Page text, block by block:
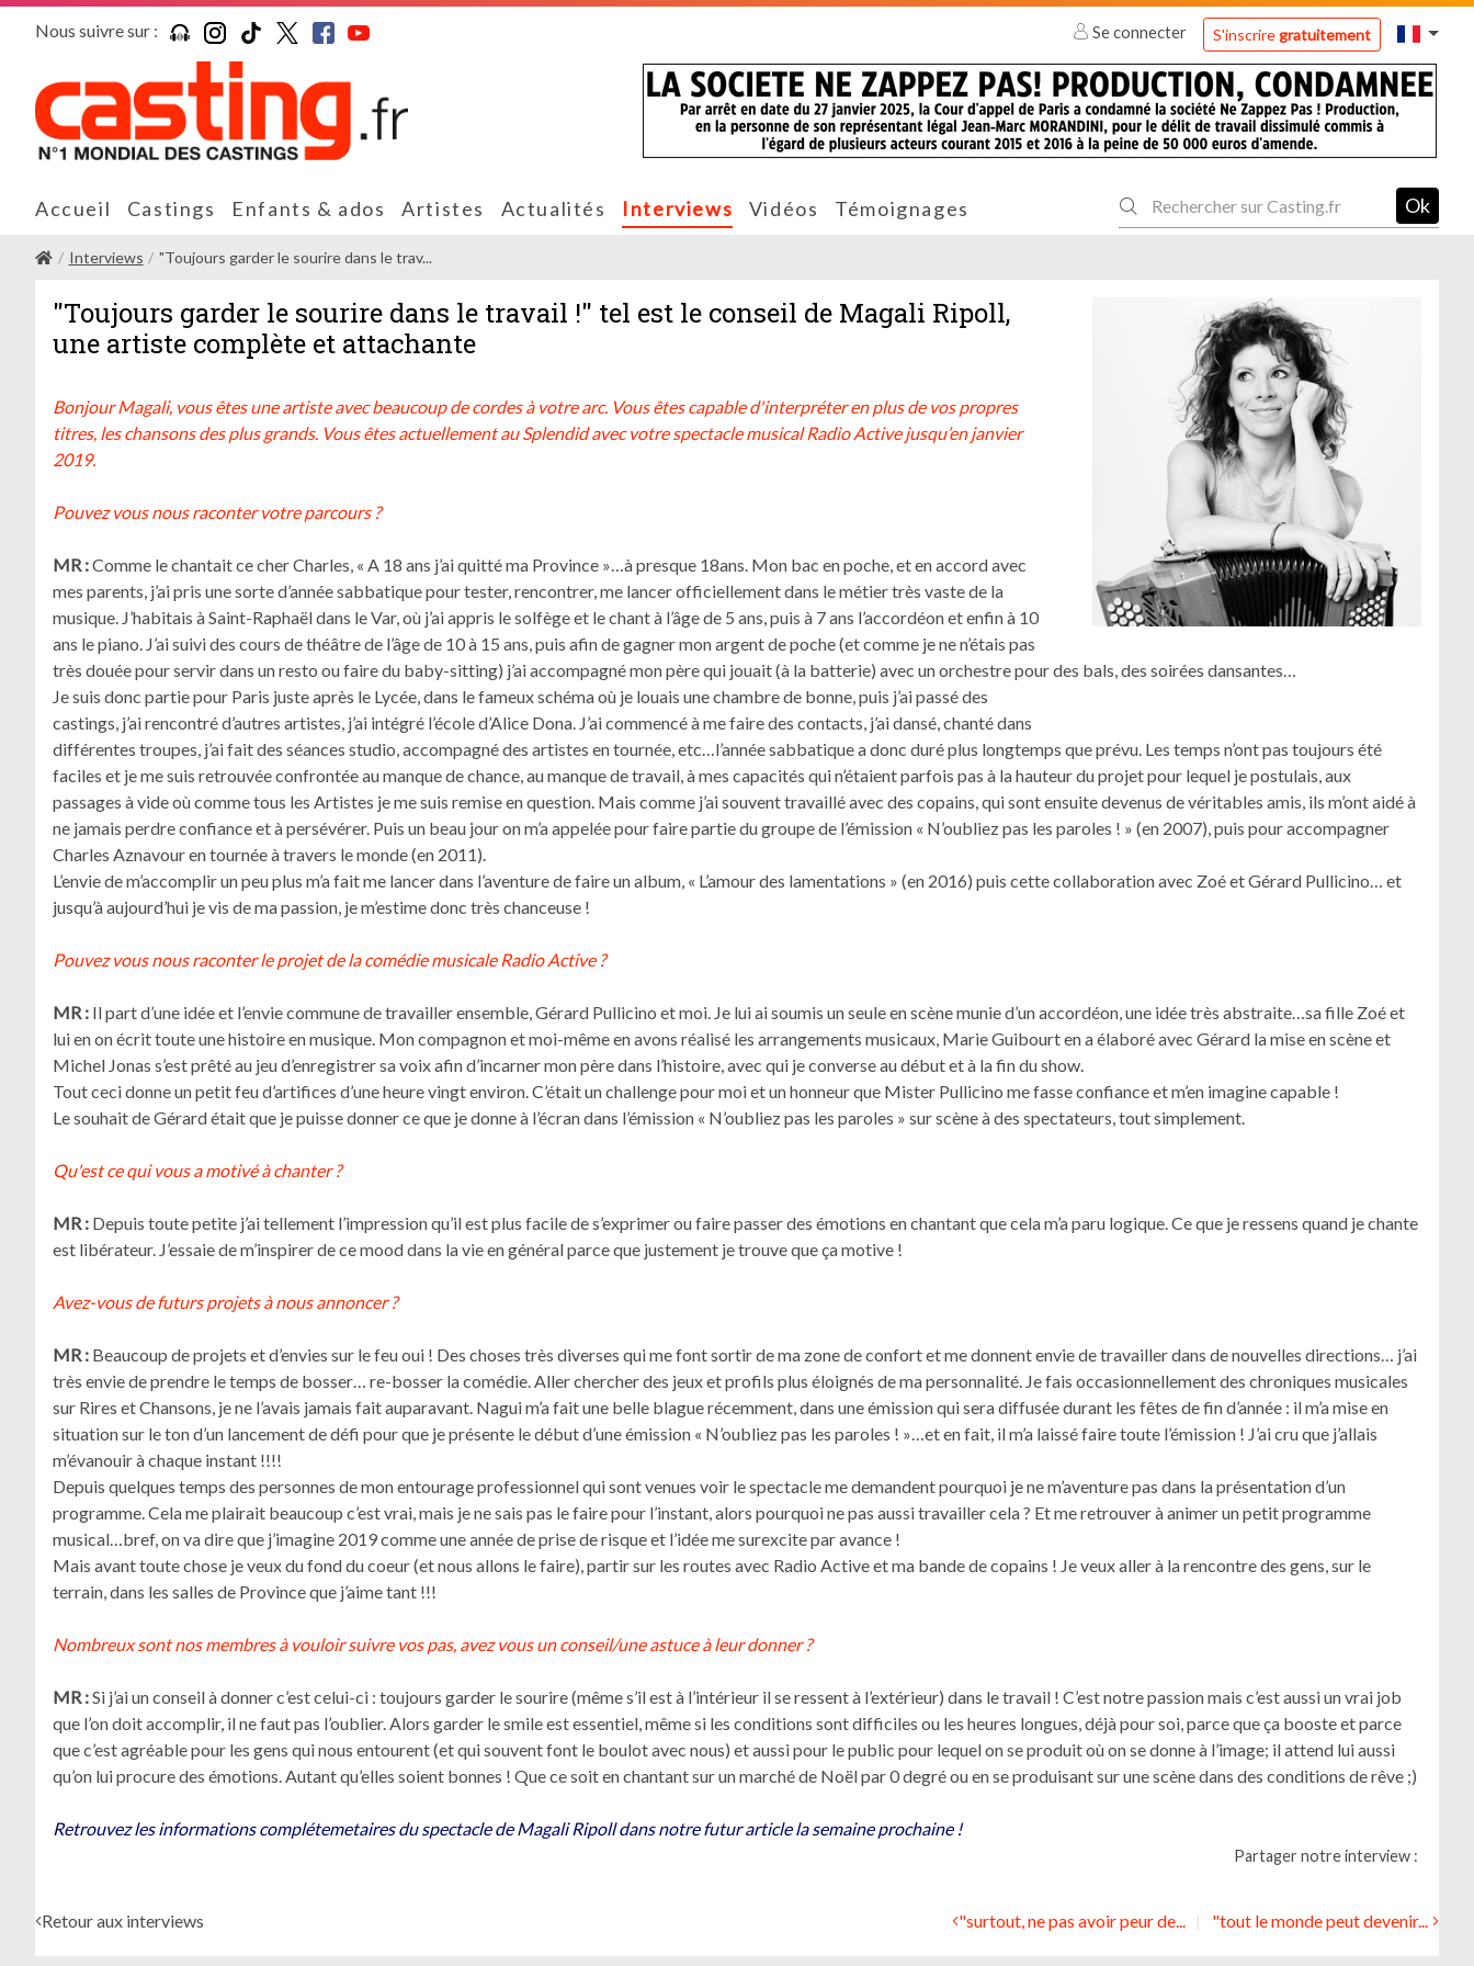
Nous suivre sur : Se connecter S'inscriregratuitement
Accueil Castings Enfants & ados Artistes Actualités Interviews Vidéos Témoignages Ok
Interviews "Toujours garder le sourire dans le trav...
"Toujours garder le sourire dans le travail !" tel est le conseil de Magali Ripoll,
une artiste complète et attachante
Bonjour Magali, vous êtes une artiste avec beaucoup de cordes à votre arc. Vous êtes capable d'interpréter en plus de vos propres
titres, les chansons des plus grands. Vous êtes actuellement au Splendid avec votre spectacle musical Radio Active jusqu’en janvier
2019.
Pouvez vous nous raconter votre parcours ?
MR :Comme le chantait ce cher Charles, « A 18 ans j’ai quitté ma Province »…à presque 18ans. Mon bac en poche, et en accord avec
mes parents, j’ai pris une sorte d’année sabbatique pour tester, rencontrer, me lancer officiellement dans le métier très vaste de la
musique. J’habitais à Saint-Raphaël dans le Var, où j’ai appris le solfège et le chant à l’âge de 5 ans, puis à 7 ans l’accordéon et enfin à 10
ans le piano. J’ai suivi des cours de théâtre de l’âge de 10 à 15 ans, puis afin de gagner mon argent de poche (et comme je ne n’étais pas
très douée pour servir dans un resto ou faire du baby-sitting) j’ai accompagné mon père qui jouait (à la batterie) avec un orchestre pour des bals, des soirées dansantes…
Je suis donc partie pour Paris juste après le Lycée, dans le fameux schéma où je louais une chambre de bonne, puis j’ai passé des
castings, j’ai rencontré d’autres artistes, j’ai intégré l’école d’Alice Dona. J’ai commencé à me faire des contacts, j’ai dansé, chanté dans
différentes troupes, j’ai fait des séances studio, accompagné des artistes en tournée, etc…l’année sabbatique a donc duré plus longtemps que prévu. Les temps n’ont pas toujours été
faciles et je me suis retrouvée confrontée au manque de chance, au manque de travail, à mes capacités qui n’étaient parfois pas à la hauteur du projet pour lequel je postulais, aux
passages à vide où comme tous les Artistes je me suis remise en question. Mais comme j’ai souvent travaillé avec des copains, qui sont ensuite devenus de véritables amis, ils m’ont aidé à
ne jamais perdre confiance et à persévérer. Puis un beau jour on m’a appelée pour faire partie du groupe de l’émission « N’oubliez pas les paroles ! » (en 2007), puis pour accompagner
Charles Aznavour en tournée à travers le monde (en 2011).
L’envie de m’accomplir un peu plus m’a fait me lancer dans l’aventure de faire un album, « L’amour des lamentations » (en 2016) puis cette collaboration avec Zoé et Gérard Pullicino… et
jusqu’à aujourd’hui je vis de ma passion, je m’estime donc très chanceuse !
Pouvez vous nous raconter le projet de la comédie musicale Radio Active ?
MR : Il part d’une idée et l’envie commune de travailler ensemble, Gérard Pullicino et moi. Je lui ai soumis un seule en scène munie d’un accordéon, une idée très abstraite…sa fille Zoé et
lui en on écrit toute une histoire en musique. Mon compagnon et moi-même en avons réalisé les arrangements musicaux, Marie Guibourt en a élaboré avec Gérard la mise en scène et
Michel Jonas s’est prêté au jeu d’enregistrer sa voix afin d’incarner mon père dans l’histoire, avec qui je converse au début et à la fin du show.
Tout ceci donne un petit feu d’artifices d’une heure vingt environ. C’était un challenge pour moi et un honneur que Mister Pullicino me fasse confiance et m’en imagine capable !
Le souhait de Gérard était que je puisse donner ce que je donne à l’écran dans l’émission « N’oubliez pas les paroles » sur scène à des spectateurs, tout simplement.
Qu'est ce qui vous a motivé à chanter ?
MR : Depuis toute petite j’ai tellement l’impression qu’il est plus facile de s’exprimer ou faire passer des émotions en chantant que cela m’a paru logique. Ce que je ressens quand je chante
est libérateur. J’essaie de m’inspirer de ce mood dans la vie en général parce que justement je trouve que ça motive !
Avez-vous de futurs projets à nous annoncer ?
MR : Beaucoup de projets et d’envies sur le feu oui ! Des choses très diverses qui me font sortir de ma zone de confort et me donnent envie de travailler dans de nouvelles directions… j’ai
très envie de prendre le temps de bosser… re-bosser la comédie. Aller chercher des jeux et profils plus éloignés de ma personnalité. Je fais occasionnellement des chroniques musicales
sur Rires et Chansons, je ne l’avais jamais fait auparavant. Nagui m’a fait une belle blague récemment, dans une émission qui sera diffusée durant les fêtes de fin d’année : il m’a mise en
situation sur le ton d’un lancement de défi pour que je présente le début d’une émission « N’oubliez pas les paroles ! »…et en fait, il m’a laissé faire toute l’émission ! J’ai cru que j’allais
m’évanouir à chaque instant !!!!
Depuis quelques temps des personnes de mon entourage professionnel qui sont venues voir le spectacle me demandent pourquoi je ne m’aventure pas dans la présentation d’un
programme. Cela me plairait beaucoup c’est vrai, mais je ne sais pas le faire pour l’instant, alors pourquoi ne pas aussi travailler cela ? Et me retrouver à animer un petit programme
musical…bref, on va dire que j’imagine 2019 comme une année de prise de risque et l’idée me surexcite par avance !
Mais avant toute chose je veux du fond du coeur (et nous allons le faire), partir sur les routes avec Radio Active et ma bande de copains ! Je veux aller à la rencontre des gens, sur le
terrain, dans les salles de Province que j’aime tant !!!
Nombreux sont nos membres à vouloir suivre vos pas, avez vous un conseil/une astuce à leur donner ?
MR :Si j’ai un conseil à donner c’est celui-ci : toujours garder le sourire (même s’il est à l’intérieur il se ressent à l’extérieur) dans le travail ! C’est notre passion mais c’est aussi un vrai job
que l’on doit accomplir, il ne faut pas l’oublier. Alors garder le smile est essentiel, même si les conditions sont difficiles ou les heures longues, déjà pour soi, parce que ça booste et parce
que c’est agréable pour les gens qui nous entourent (et qui souvent font le boulot avec nous) et aussi pour le public pour lequel on se produit où on se donne à l’image; il attend lui aussi
qu’on lui procure des émotions. Autant qu’elles soient bonnes ! Que ce soit en chantant sur un marché de Noël par 0 degré ou en se produisant sur une scène dans des conditions de rêve ;)
Retrouvez les informations complétemetaires du spectacle de Magali Ripoll dans notre futur article la semaine prochaine !
Partager notre interview :
Retour aux interviews "surtout, ne pas avoir peur de... "tout le monde peut devenir...